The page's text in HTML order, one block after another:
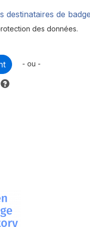
destinataires de
des données.
- ou -